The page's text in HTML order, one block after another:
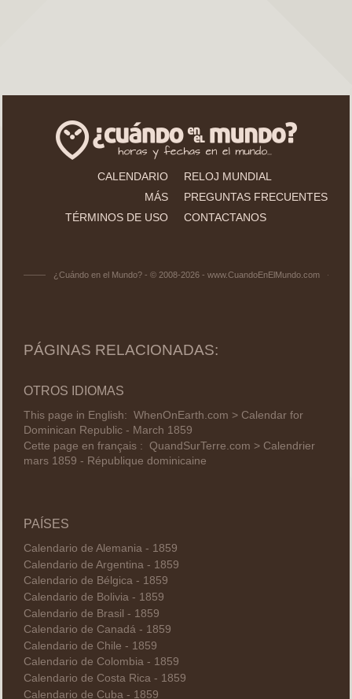
CALENDARIO
RELOJ MUNDIAL
MÁS
PREGUNTAS FRECUENTES
TÉRMINOS DE USO
CONTACTANOS
¿Cuándo en el Mundo? - © 2008-2026 - www.CuandoEnElMundo.com
PÁGINAS RELACIONADAS:
OTROS IDIOMAS
This page in English: WhenOnEarth.com > Calendar for
Dominican Republic - March 1859
Cette page en français : QuandSurTerre.com > Calendrier
mars 1859 - République dominicaine
PAÍSES
Calendario de Alemania - 1859
Calendario de Argentina - 1859
Calendario de Bélgica - 1859
Calendario de Bolivia - 1859
Calendario de Brasil - 1859
Calendario de Canadá - 1859
Calendario de Chile - 1859
Calendario de Colombia - 1859
Calendario de Costa Rica - 1859
Calendario de Cuba - 1859